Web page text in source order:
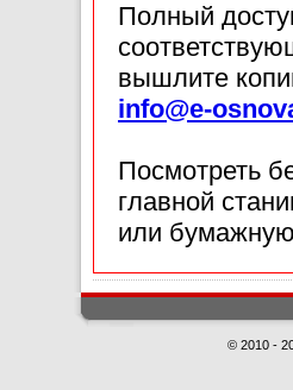
Полный
вышлите
info@e-
Посмотреть
главной
или
© 2010 -